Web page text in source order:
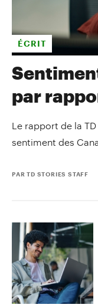
ÉCRIT
par
Le rapport de la
sentiment des
PAR TD STORIES STAFF